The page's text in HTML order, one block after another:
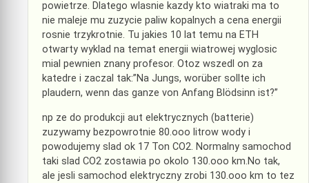
powietrze. Dlatego wlasnie kazdy kto wiatraki ma to
nie maleje mu zuzycie paliw kopalnych a cena energii
rosnie trzykrotnie. Tu jakies 10 lat temu na ETH
otwarty wyklad na temat energii wiatrowej wyglosic
mial pewnien znany profesor. Otoz wszedl on za
katedre i zaczal tak:”Na Jungs, worüber sollte ich
plaudern, wenn das ganze von Anfang Blödsinn ist?”
np ze do produkcji aut elektrycznych (batterie)
zuzywamy bezpowrotnie 80.ooo litrow wody i
powodujemy slad ok 17 Ton CO2. Normalny samochod
taki slad CO2 zostawia po okolo 130.ooo km.No tak,
ale jesli samochod elektryczny zrobi 130.ooo km to tez